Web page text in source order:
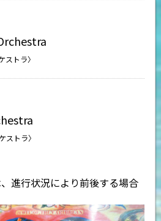
ストラ〉
ストラ〉
進行状況により前後する場合